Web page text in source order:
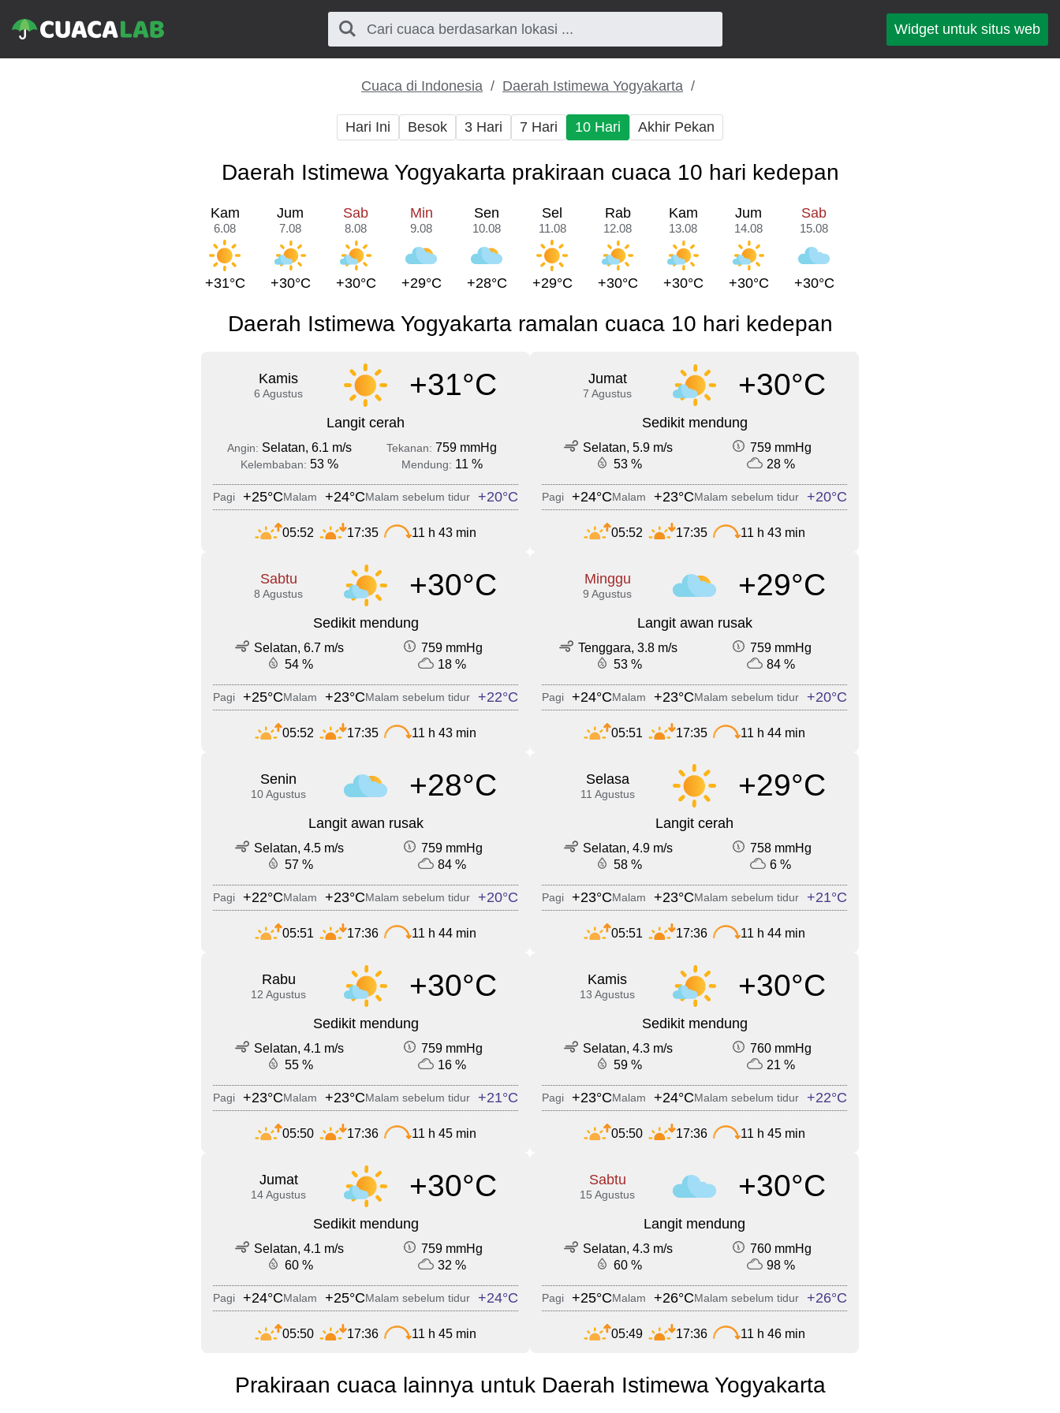
Widget untuk situs web
Cuaca di Indonesia Daerah Istimewa Yogyakarta
Hari Ini Besok 3 Hari 7 Hari 10 Hari Akhir Pekan
Daerah Istimewa Yogyakarta prakiraan cuaca 10 hari kedepan
Kam
6.08
+31°C
Jum
7.08
+30°C
Sab
8.08
+30°C
Min
9.08
+29°C
Sen
10.08
+28°C
Sel
11.08
+29°C
Rab
12.08
+30°C
Kam
13.08
+30°C
Jum
14.08
+30°C
Sab
15.08
+30°C
Daerah Istimewa Yogyakarta ramalan cuaca 10 hari kedepan
Kamis
6 Agustus +31°C
Langit cerah
Angin: Selatan, 6.1 m/s Tekanan: 759 mmHg
Kelembaban: 53 % Mendung: 11 %
Pagi +25°CMalam +24°CMalam sebelum tidur +20°C
05:52 17:35 11 h 43 min
Jumat
7 Agustus +30°C
Sedikit mendung
Selatan, 5.9 m/s
759 mmHg
53 %
28 %
Pagi +24°CMalam +23°CMalam sebelum tidur +20°C
05:52 17:35 11 h 43 min
Sabtu
8 Agustus +30°C
Sedikit mendung
Selatan, 6.7 m/s
759 mmHg
54 %
18 %
Pagi +25°CMalam +23°CMalam sebelum tidur +22°C
05:52 17:35 11 h 43 min
Minggu
9 Agustus +29°C
Langit awan rusak
Tenggara, 3.8 m/s
759 mmHg
53 %
84 %
Pagi +24°CMalam +23°CMalam sebelum tidur +20°C
05:51 17:35 11 h 44 min
Senin
10 Agustus +28°C
Langit awan rusak
Selatan, 4.5 m/s
759 mmHg
57 %
84 %
Pagi +22°CMalam +23°CMalam sebelum tidur +20°C
05:51 17:36 11 h 44 min
Selasa
11 Agustus +29°C
Langit cerah
Selatan, 4.9 m/s
758 mmHg
58 %
6 %
Pagi +23°CMalam +23°CMalam sebelum tidur +21°C
05:51 17:36 11 h 44 min
Rabu
12 Agustus +30°C
Sedikit mendung
Selatan, 4.1 m/s
759 mmHg
55 %
16 %
Pagi +23°CMalam +23°CMalam sebelum tidur +21°C
05:50 17:36 11 h 45 min
Kamis
13 Agustus +30°C
Sedikit mendung
Selatan, 4.3 m/s
760 mmHg
59 %
21 %
Pagi +23°CMalam +24°CMalam sebelum tidur +22°C
05:50 17:36 11 h 45 min
Jumat
14 Agustus +30°C
Sedikit mendung
Selatan, 4.1 m/s
759 mmHg
60 %
32 %
Pagi +24°CMalam +25°CMalam sebelum tidur +24°C
05:50 17:36 11 h 45 min
Sabtu
15 Agustus +30°C
Langit mendung
Selatan, 4.3 m/s
760 mmHg
60 %
98 %
Pagi +25°CMalam +26°CMalam sebelum tidur +26°C
05:49 17:36 11 h 46 min
Prakiraan cuaca lainnya untuk Daerah Istimewa Yogyakarta